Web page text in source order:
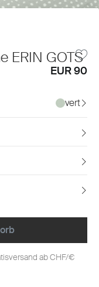
ERIN GOTS
EUR 90
vert
ab CHF/€